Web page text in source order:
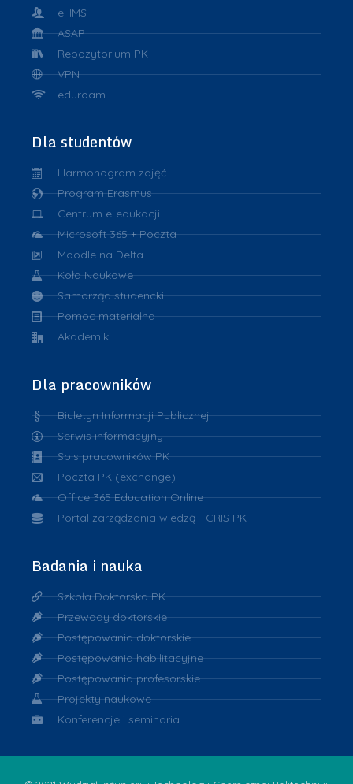
eHMS
ASAP
Repozytorium PK
VPN
eduroam
Dla studentów
Harmonogram zajęć
Program Erasmus
Centrum e-edukacji
Microsoft 365 + Poczta
Moodle na Delta
Koła Naukowe
Samorząd studencki
Pomoc materialna
Akademiki
Dla pracowników
Biuletyn Informacji Publicznej
Serwis informacyjny
Spis pracowników PK
Poczta PK (exchange)
Office 365 Education Online
Portal zarządzania wiedzą - CRIS PK
Badania i nauka
Szkoła Doktorska PK
Przewody doktorskie
Postępowania doktorskie
Postępowania habilitacyjne
Postępowania profesorskie
Projekty naukowe
Konferencje i seminaria